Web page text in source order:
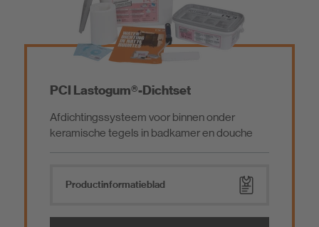
Egalisatie en verzegeling van vloeren
Ontkoppeling
Waterdichting/oppervlaktebehandeling
PCI Lastogum®-Dichtset
Afdichtingssysteem voor binnen onder
keramische tegels in badkamer en douche
Product­informatieblad